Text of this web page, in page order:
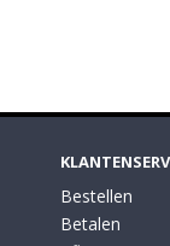
Bestellen
Betalen